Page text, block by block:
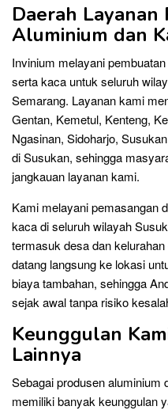
Daerah Layanan
Aluminium dan
Invinium melayani
serta kaca untuk seluruh
Semarang. Layanan kami
Gentan, Kemetul, Kenteng,
Ngasinan, Sidoharjo,
di Susukan, sehingga
jangkauan layanan kami.
Kami melayani pemasangan
kaca di seluruh wilayah
termasuk desa dan
datang langsung ke lokasi
biaya tambahan, sehingga
sejak awal tanpa risiko
Keunggulan
Lainnya
Sebagai produsen aluminium
memiliki banyak keunggulan